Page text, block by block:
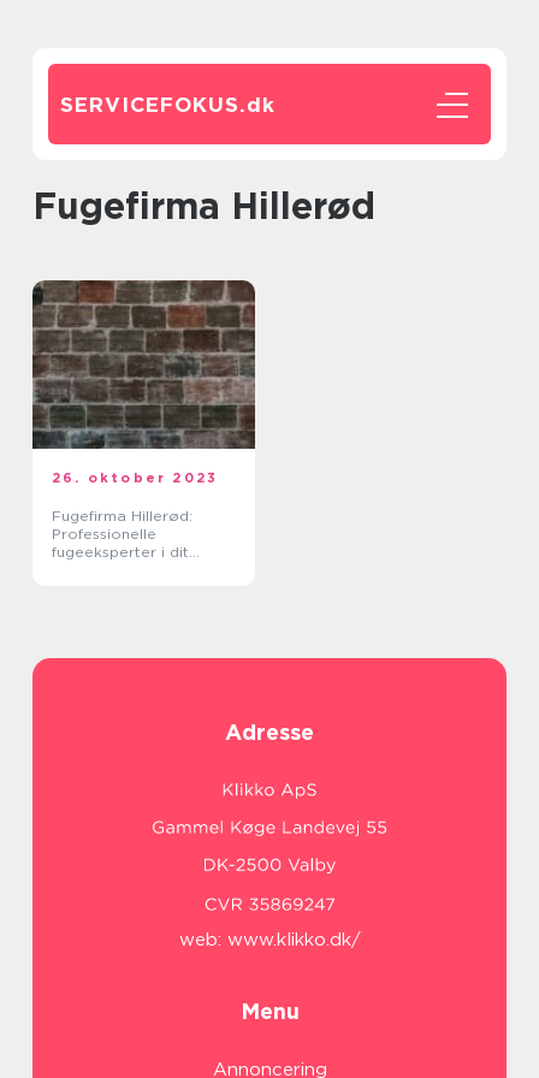
SERVICEFOKUS.dk
Fugefirma Hillerød
26. oktober 2023
Fugefirma Hillerød:
Professionelle
fugeeksperter i dit
Adresse
web: www.klikko.dk/
Menu
Annoncering